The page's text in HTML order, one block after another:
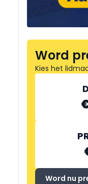
Word
Kies het
Word nu